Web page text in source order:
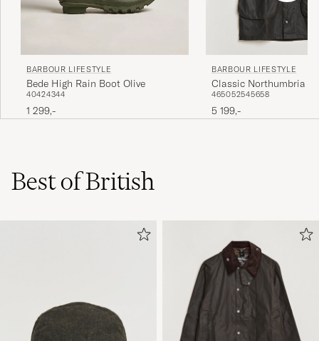
BARBOUR LIFESTYLE
Bede High Rain Boot Olive
40424344
1 299,-
BARBOUR LIFESTYLE
Classic Northumbria
465052545658
5 199,-
Best of British